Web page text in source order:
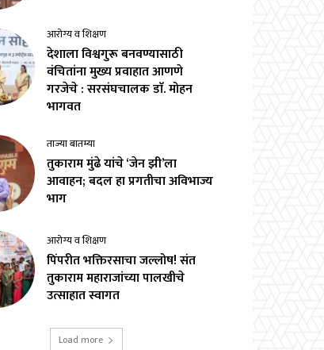
आरोग्य व शिक्षण
देशाला विश्वगुरू बनवण्यासाठी
वंचितांना मुख्य प्रवाहात आणणे
गरजेचे : सरसंघचालक डाॅ. मोहन
भागवत
ताज्या बातम्या
तुकाराम मुंढे यांचे ‘जेन झी’ला
आवाहन; बदल हा प्रगतीचा अविभाज्य
भाग
आरोग्य व शिक्षण
पिंपरीत भक्तिरसाचा जल्लोष! संत
तुकाराम महाराजांच्या पालखीचे
उत्साहात स्वागत
Load more